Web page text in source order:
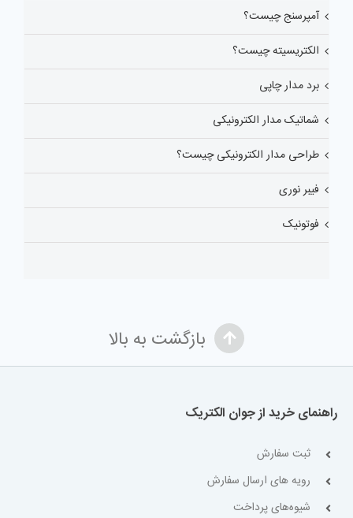
آمپرسنج چیست؟
الکتریسیته چیست؟
برد مدار چاپی
شماتیک مدار الکترونیکی
طراحی مدار الکترونیکی چیست؟
فیبر نوری
فوتونیک
بازگشت به بالا
راهنمای خرید از جوان الکتریک
ثبت سفارش
رویه های ارسال سفارش
شیوه‌های پرداخت